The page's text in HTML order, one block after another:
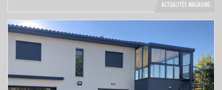
ACTUALITÉS MAGASINS